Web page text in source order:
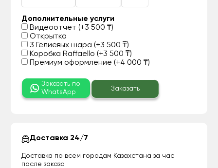
Дополнительные услуги
Видеоотчет (+3 500 ₸)
Открытка
3 Гелиевых шара (+3 500 ₸)
Коробка Raffaello (+3 500 ₸)
Премиум оформление (+4 000 ₸)
Заказать по
WhatsApp
Заказать
Доставка 24/7
Доставка по всем городам Казахстана за час
после заказа